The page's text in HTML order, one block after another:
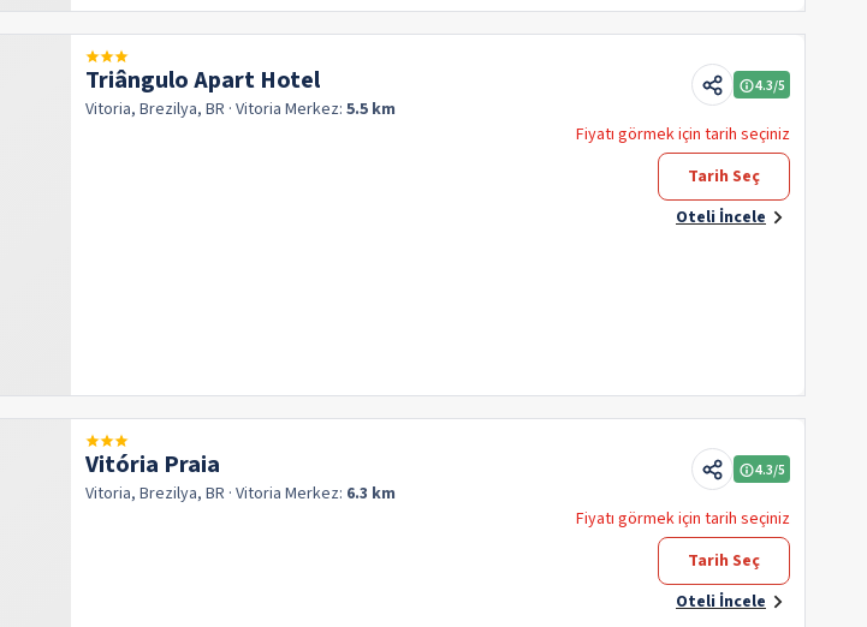
Triângulo Apart Hotel
Vitoria, Brezilya, BR · Vitoria Merkez: 5.5 km
4.3/5
Fiyatı görmek için tarih seçiniz
Tarih Seç
Oteli İncele
Vitória Praia
Vitoria, Brezilya, BR · Vitoria Merkez: 6.3 km
4.3/5
Fiyatı görmek için tarih seçiniz
Tarih Seç
Oteli İncele